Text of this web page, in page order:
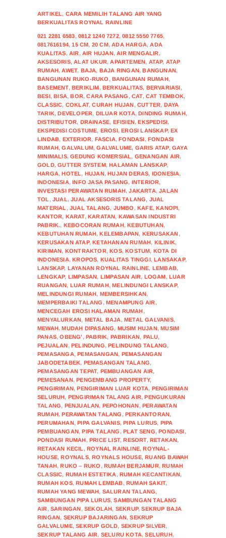
ARTIKEL, CARA MEMILIH TALANG AIR YANG
BERKUALITAS ROYNAL RAINLINE
021 2281 6583,0812 1240 7272,0812 5550 7765,
0817616194,15 CM, 20 CM,ADA HARGA,ADA
KUALITAS,AIR,AIR HUJAN,AIR MENGALIR,
AKSESORIS,ALAT UKUR,APARTEMEN, ATAP, ATAP
RUMAH,AWET, BAJA, BAJA RINGAN,BANGUNAN,
BANGUNAN RUKO-RUKO ,BANGUNAN RUMAH,
BASEMENT,BERIKLIM,BERKUALITAS, BERVARIASI,
BESI,BISA,BOR,CARA PASANG ,CAT,CAT TEMBOK,
CLASSIC, COKLAT,CURAH HUJAN,CUTTER, DAYA
TARIK,DEVELOPER, DILUAR KOTA,DINDING RUMAH,
DISTRIBUTOR, DRAINASE, EFISIEN,EKSPEDISI,
EKSPEDISI COSTUME, EROSI,EROSI LANSKAP,EX
LINDAB, EXTERIOR, FASCIA,FONDASI,FONDASI
RUMAH,GALVALUM,GALVALUME, GARIS ATAP,GAYA
MINIMALIS,GEDUNG KOMERSIAL, GENANGAN AIR,
GOLD,GUTTER SYSTEM,HALAMAN LANSKAP,
HARGA,HOTEL, HUJAN,HUJAN DERAS, IDONESIA,
INDONESIA,INFO JASA PASANG, INTERIOR,
INVESTASI PERAWATAN RUMAH,JAKARTA,JALAN
TOL ,JUAL,JUAL AKSESORIS TALANG, JUAL
MATERIAL ,JUAL TALANG, JUMBO ,KAFE,KANOPI,
KANTOR, KARAT,KARATAN, KAWASAN INDUSTRI
PABRIK., KEBOCORAN RUMAH,KEBUTUHAN,
KEBUTUHAN RUMAH,KELEMBAPAN, KERUSAKAN,
KERUSAKAN ATAP,KETAHANAN RUMAH, KILINIK,
KIRIMAN, KONTRAKTOR,KOS,KOSTUM, KOTA DI
INDONESIA,KROPOS, KUALITAS TINGGI,LANSAKAP,
LANSKAP, LAYANAN ROYNAL RAINLINE, LEMBAB,
LENGKAP, LIMPASAN, LIMPASAN AIR, LOGAM,LUAR
RUANGAN, LUAR RUMAH,MELINDUNGI LANSKAP,
MELINDUNGI RUMAH, MEMBERSIHKAN,
MEMPERBAIKI TALANG ,MENAMPUNG AIR,
MENCEGAH EROSI HALAMAN RUMAH,
MENYALURKAN, METAL BAJA,METAL GALVANIS,
MEWAH,MUDAH DIPASANG, MUSIM HUJAN,MUSIM
PANAS,OBENG' ,PABRIK, PABRIKAN, PALU,
PEJUALAN,PELINDUNG,PELINDUNG TALANG,
PEMASANGA,PEMASANGAN, PEMASANGAN
JABODETABEK, PEMASANGAN TALANG,
PEMASANGAN TEPAT, PEMBUANGAN AIR,
PEMESANAN,PENGEMBANG PROPERTY,
PENGIRIMAN,PENGIRIMAN LUAR KOTA, PENGIRIMAN
SELURUH, PENGIRIMAN TALANG AIR,PENGUKURAN
TALANG, PENJUALAN, PEPOHONAN,PERAWATAN
RUMAH,PERAWATAN TALANG ,PERKANTORAN,
PERUMAHAN,PIPA GALVANIS,PIPA LURUS, PIPA
PEMBUANGAN,PIPA TALANG ,PLAT SENG,PONDASI,
PONDASI RUMAH,PRICE LIST,RESORT,RETAKAN,
RETAKAN KECIL ,ROYNAL RAINLINE,ROYNAL-
HOUSE,ROYNALS,ROYNALS HOUSE,RUANG BAWAH
TANAH,RUKO – RUKO ,RUMAH BERJAMUR,RUMAH
CLASSIC, RUMAH ESTETIKA,RUMAH KECANTIKAN,
RUMAH KOS,RUMAH LEMBAB,RUMAH SAKIT,
RUMAH YANG MEWAH, SALURAN TALANG,
SAMBUNGAN PIPA LURUS,SAMBUNGAN TALANG
AIR,SARINGAN,SEKOLAH, SEKRUP,SEKRUP BAJA
RINGAN, SEKRUP BAJARINGAN,SEKRUP
GALVALUME,SEKRUP GOLD, SEKRUP SILVER,
SEKRUP TALANG AIR, SELURU KOTA,SELURUH,